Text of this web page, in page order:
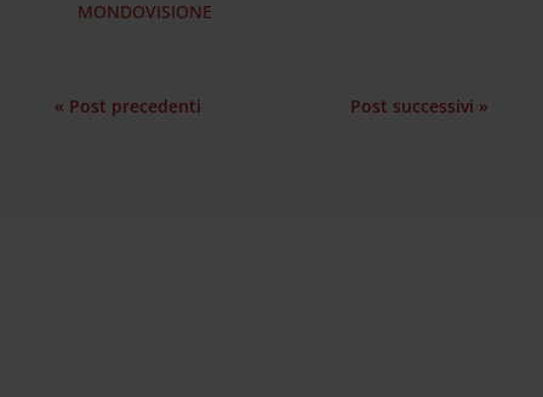
MONDOVISIONE
« Post precedenti Post successivi »